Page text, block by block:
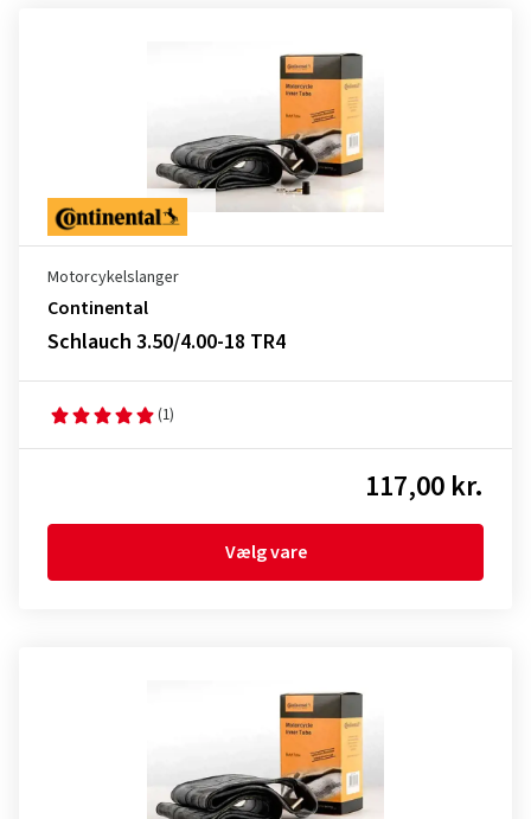
Motorcykelslanger
Continental
Schlauch 3.50/4.00-18 TR4
(1)
117,00 kr.
Vælg vare